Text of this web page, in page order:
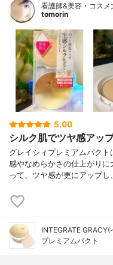
看護師&美容・コスメ
tomorin
5.00
シルク肌でツヤ感アッ
グレイシィプレミアムパク
感やなめらかさの仕上がり
って、ツヤ感が更にアップ
INTEGRATE
プレミアムパクト